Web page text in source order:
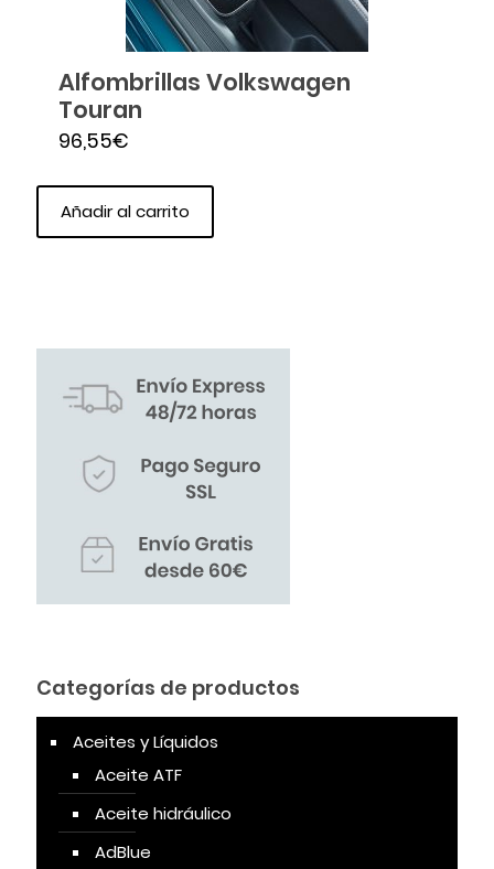
Alfombrillas Volkswagen
Touran
96,55€
Añadir al carrito
Categorías de productos
Aceites y Líquidos
Aceite ATF
Aceite hidráulico
AdBlue